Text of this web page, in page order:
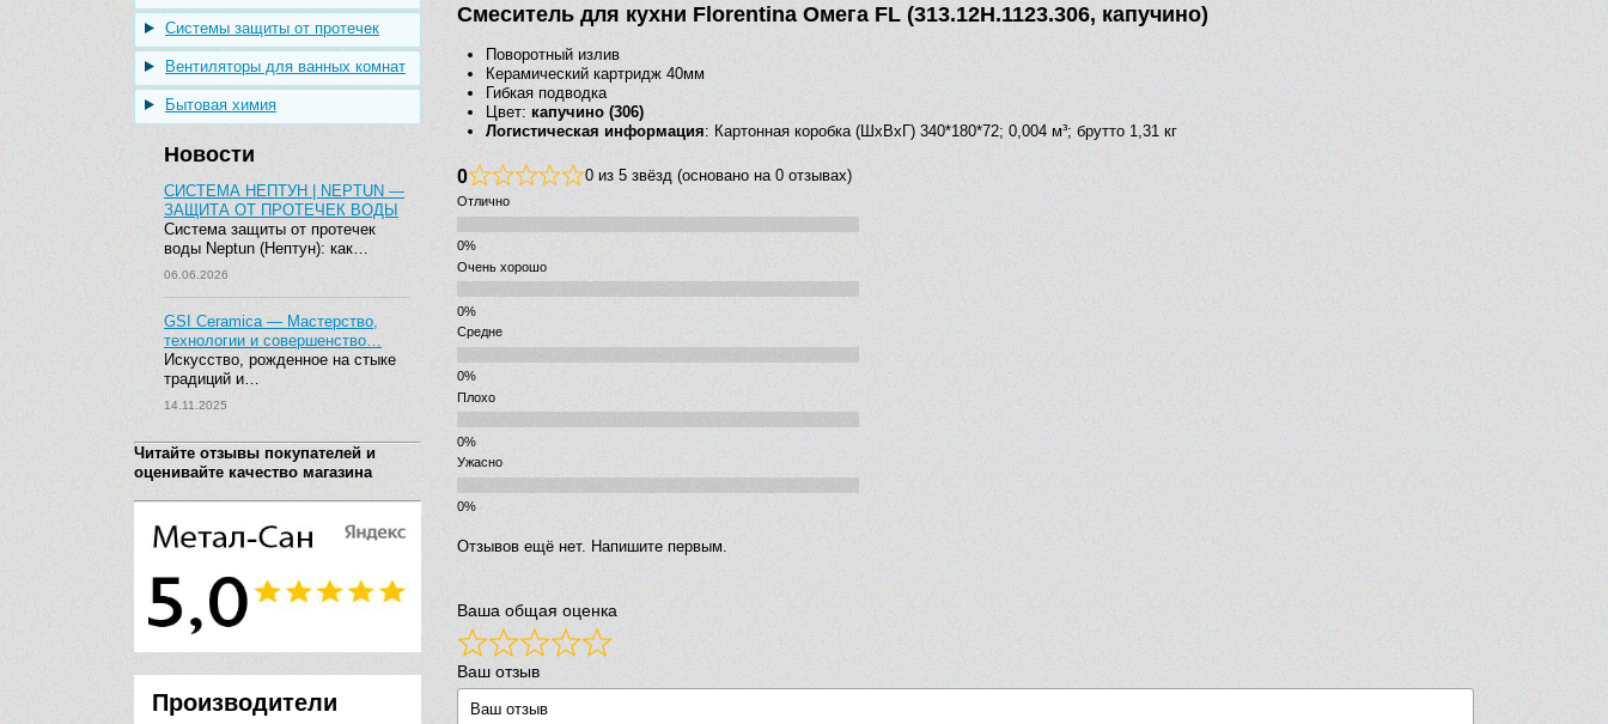
Системы защиты от протечек
Вентиляторы для ванных комнат
Бытовая химия
Новости
СИСТЕМА НЕПТУН | NEPTUN —
ЗАЩИТА ОТ ПРОТЕЧЕК ВОДЫ
Система защиты от протечек
воды Neptun (Нептун): как…
06.06.2026
GSI Ceramica — Мастерство,
технологии и совершенство…
Искусство, рожденное на стыке
традиций и…
14.11.2025
Читайте отзывы покупателей и
оценивайте качество магазина
Производители
Смеситель для кухни Florentina Омега FL (313.12H.1123.306, капучино)
Поворотный излив
Керамический картридж 40мм
Гибкая подводка
Цвет: капучино (306)
Логистическая информация: Картонная коробка (ШхВхГ) 340*180*72; 0,004 м³; брутто 1,31 кг
0 0 из 5 звёзд (основано на 0 отзывах)
Отлично
Очень хорошо
Средне
Плохо
Ужасно
Отзывов ещё нет. Напишите первым.
Ваша общая оценка
Ваш отзыв